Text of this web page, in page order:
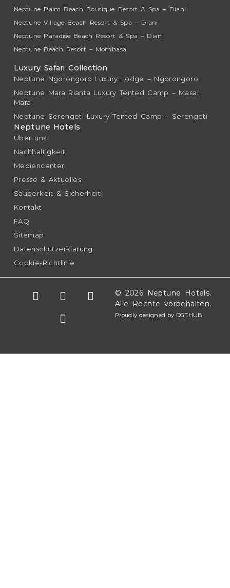
Neptune Palm Beach Boutique Resort & Spa – Diani
Neptune Village Beach Resort & Spa – Diani
Neptune Paradise Beach Resort & Spa – Diani
Neptune Beach Resort – Mombasa
Luxury Safari Collection
Neptune Ngorongoro Luxury Lodge – Ngorongoro
Neptune Mara Rianta Luxury Tented Camp – Masai
Mara
Neptune Serengeti Luxury Tented Camp – Serengeti
Neptune Hotels
Über uns
Nachhaltigkeit
Mediencenter
Presse & Aktuelles
Sauberkeit & Sicherheit
Kontakt
FAQ
Sitemap
Datenschutzerklärung
Cookie-Richtlinie
© 2026 Neptune Hotels.
Alle Rechte vorbehalten.
Proudly designed by DGTHUB